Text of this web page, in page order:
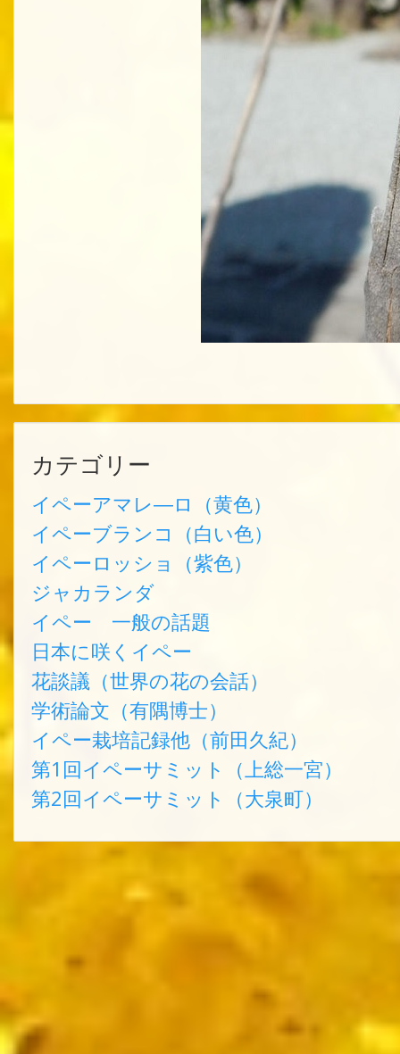
カテゴリー
イペーアマレ―ロ（黄色）
イペーブランコ（白い色）
イペーロッショ（紫色）
ジャカランダ
イペー 一般の話題
日本に咲くイペー
花談議（世界の花の会話）
学術論文（有隅博士）
イペー栽培記録他（前田久紀）
第1回イペーサミット（上総一宮）
第2回イペーサミット（大泉町）